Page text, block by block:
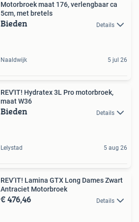
Motorbroek maat 176, verlengbaar ca
5cm, met bretels
Bieden Details
Naaldwijk 5 jul 26
REV'IT! Hydratex 3L Pro motorbroek,
maat W36
Bieden Details
Lelystad 5 aug 26
REV’IT! Lamina GTX Long Dames Zwart
Antraciet Motorbroek
€ 476,46 Details